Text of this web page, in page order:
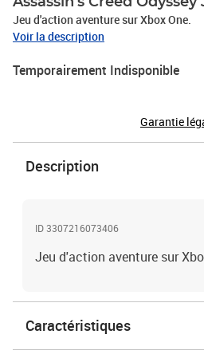
Jeu d'action aventure sur Xbox One.
Voir la description
Temporairement Indisponible
Garantie
Description
ID 3307216073406
Jeu d'action aventure sur
Caractéristiques